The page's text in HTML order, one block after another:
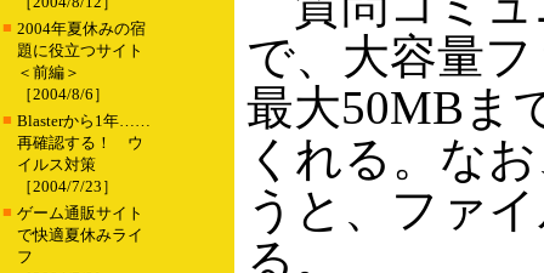
■ 2004年夏休みの宿
題に役立つサイト
＜前編＞
［2004/8/6］
■ Blasterから1年……
再確認する！ ウ
イルス対策
［2004/7/23］
■ ゲーム通販サイト
で快適夏休みライ
フ
で、大容量
最大50MBま
くれる。な
うと、ファ
る。